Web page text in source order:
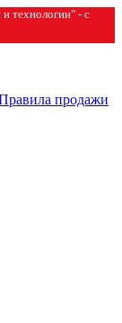
технологии" - с
продажи